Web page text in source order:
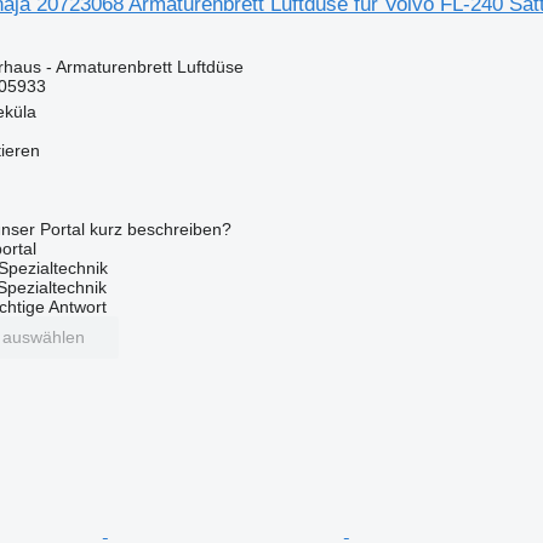
- Armaturenbrett Luftdüse
Portal kurz beschreiben?
Antwort